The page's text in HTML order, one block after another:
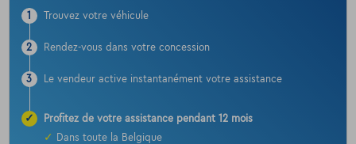
1 Trouvez votre véhicule
2 Rendez-vous dans votre concession
3 Le vendeur active instantanément votre assistance
✓
Profitez de votre assistance pendant 12 mois
✓
Dans toute la Belgique